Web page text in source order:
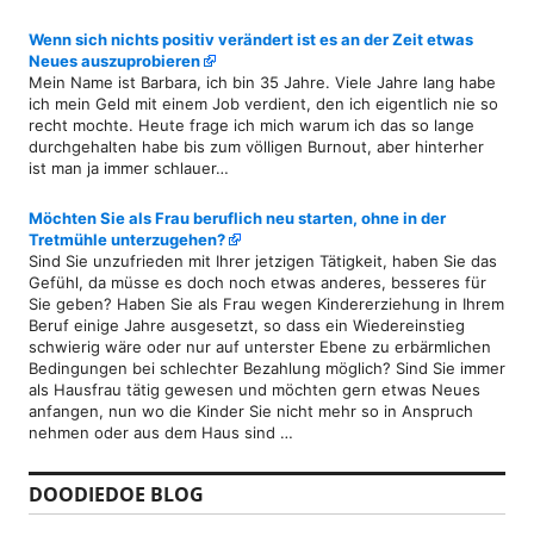
Wenn sich nichts positiv verändert ist es an der Zeit etwas
Neues auszuprobieren
Mein Name ist Barbara, ich bin 35 Jahre. Viele Jahre lang habe
ich mein Geld mit einem Job verdient, den ich eigentlich nie so
recht mochte. Heute frage ich mich warum ich das so lange
durchgehalten habe bis zum völligen Burnout, aber hinterher
ist man ja immer schlauer…
Möchten Sie als Frau beruflich neu starten, ohne in der
Tretmühle unterzugehen?
Sind Sie unzufrieden mit Ihrer jetzigen Tätigkeit, haben Sie das
Gefühl, da müsse es doch noch etwas anderes, besseres für
Sie geben? Haben Sie als Frau wegen Kindererziehung in Ihrem
Beruf einige Jahre ausgesetzt, so dass ein Wiedereinstieg
schwierig wäre oder nur auf unterster Ebene zu erbärmlichen
Bedingungen bei schlechter Bezahlung möglich? Sind Sie immer
als Hausfrau tätig gewesen und möchten gern etwas Neues
anfangen, nun wo die Kinder Sie nicht mehr so in Anspruch
nehmen oder aus dem Haus sind …
DOODIEDOE BLOG